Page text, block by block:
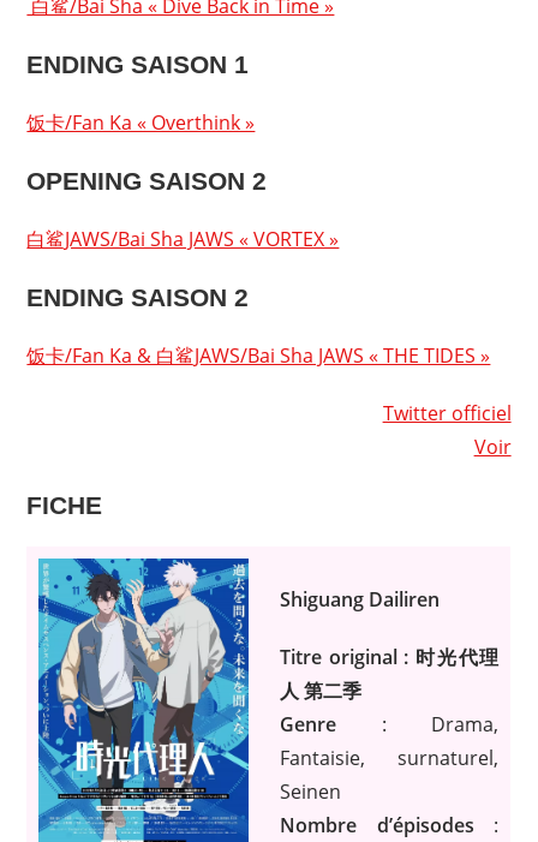
白鲨/Bai Sha « Dive Back in Time »
ENDING SAISON 1
饭卡/Fan Ka « Overthink »
OPENING SAISON 2
白鲨JAWS/Bai Sha JAWS « VORTEX »
ENDING SAISON 2
饭卡/Fan Ka & 白鲨JAWS/Bai Sha JAWS « THE TIDES »
Twitter officiel
Voir
FICHE
Shiguang Dailiren
Titre original : 时光代理
人 第二季
Genre: Drama,
Fantaisie, surnaturel,
Seinen
Nombre d’épisodes :